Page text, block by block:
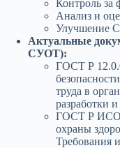
Контроль
Анализ и
Улучшение
Актуальные
СУОТ):
ГОСТ Р
труда в
разработки
ГОСТ Р ИСО
охраны
Требования